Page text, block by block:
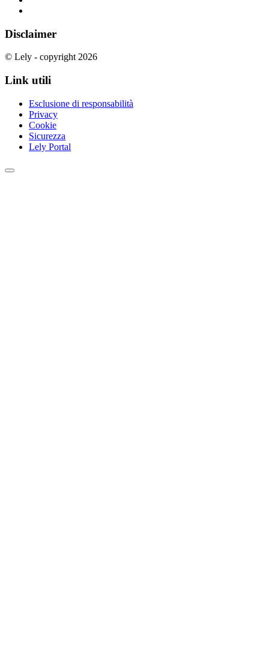
Disclaimer
© Lely - copyright 2026
Link utili
Esclusione di responsabilità
Privacy
Cookie
Sicurezza
Lely Portal